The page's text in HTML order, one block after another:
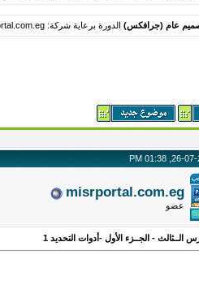
عام (جرافكس) الدورة برعاية شركة: misrportal.com.eg
misrportal.com.eg
عضو
الــثالث - الجــزء الأول -أدوات التحديد 1